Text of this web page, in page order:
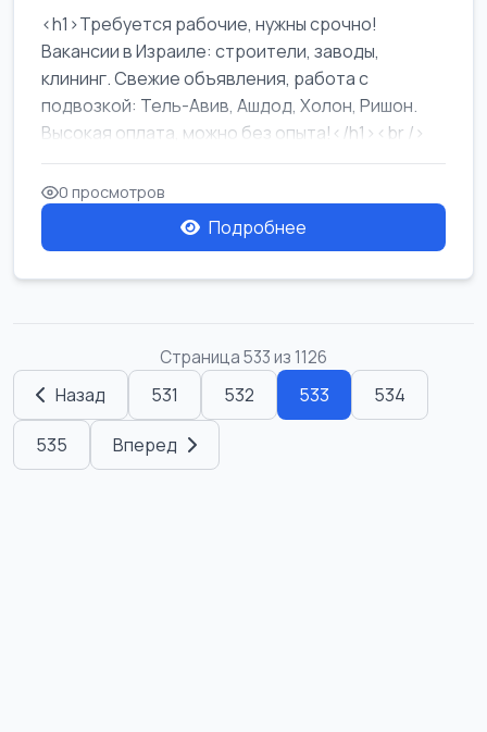
<h1>Требуется рабочие, нужны срочно!
Вакансии в Израиле: строители, заводы,
клининг. Свежие объявления, работа с
подвозкой: Тель-Авив, Ашдод, Холон, Ришон.
Высокая оплата, можно без опыта!</h1><br />
...
0 просмотров
Подробнее
Страница 533 из 1126
Назад 531 532 533 534
535 Вперед